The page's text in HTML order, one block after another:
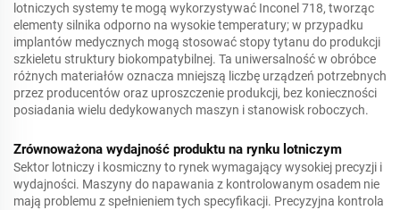
lotniczych systemy te mogą wykorzystywać Inconel 718, tworząc
elementy silnika odporno na wysokie temperatury; w przypadku
implantów medycznych mogą stosować stopy tytanu do produkcji
szkieletu struktury biokompatybilnej. Ta uniwersalność w obróbce
różnych materiałów oznacza mniejszą liczbę urządzeń potrzebnych
przez producentów oraz uproszczenie produkcji, bez konieczności
posiadania wielu dedykowanych maszyn i stanowisk roboczych.
Zrównoważona wydajność produktu na rynku lotniczym
Sektor lotniczy i kosmiczny to rynek wymagający wysokiej precyzji i
wydajności. Maszyny do napawania z kontrolowanym osadem nie
mają problemu z spełnieniem tych specyfikacji. Precyzyjna kontrola